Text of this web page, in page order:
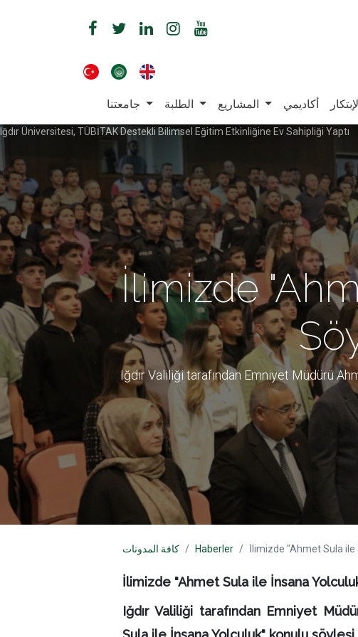
جامعتنا الطلبة المشاريع أكاديمي
Iğdır Üniversitesi, TÜBİTAK Destekli Bilimsel Eğitim Etkinliğine Ev Sahipliği Yaptı
İlimizde
Iğdır Valiliği tarafından Emniyet Müdürü
كافة المدونات Haberler İlimizde "Ahmet Sula
İlimizde "Ahmet Sula ile İnsana
Iğdır Valiliği tarafından Emniyet